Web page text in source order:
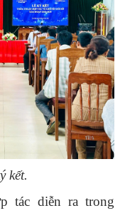
kết.
tác diễn ra trong